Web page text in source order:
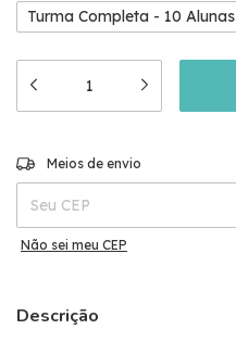
Turma Completa - 10 Alunas
Entregas para o CEP:
Meios de envio
Não sei meu CEP
Descrição